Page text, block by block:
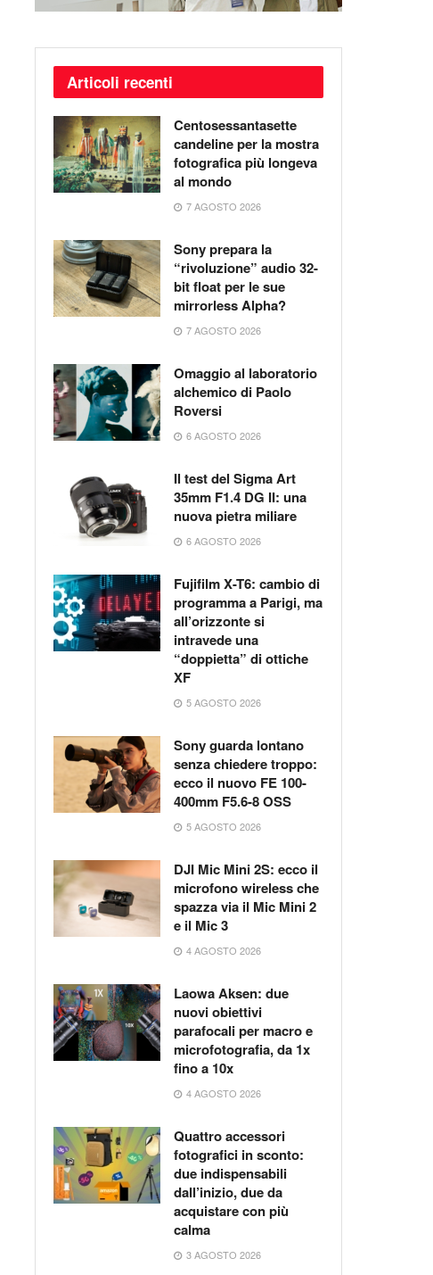
Articoli recenti
Centosessantasette
candeline per la mostra
fotografica più longeva
al mondo
7 AGOSTO 2026
Sony prepara la
“rivoluzione” audio 32-
bit float per le sue
mirrorless Alpha?
7 AGOSTO 2026
Omaggio al laboratorio
alchemico di Paolo
Roversi
6 AGOSTO 2026
Il test del Sigma Art
35mm F1.4 DG II: una
nuova pietra miliare
6 AGOSTO 2026
Fujifilm X-T6: cambio di
programma a Parigi, ma
all’orizzonte si
intravede una
“doppietta” di ottiche
XF
5 AGOSTO 2026
Sony guarda lontano
senza chiedere troppo:
ecco il nuovo FE 100-
400mm F5.6-8 OSS
5 AGOSTO 2026
DJI Mic Mini 2S: ecco il
microfono wireless che
spazza via il Mic Mini 2
e il Mic 3
4 AGOSTO 2026
Laowa Aksen: due
nuovi obiettivi
parafocali per macro e
microfotografia, da 1x
fino a 10x
4 AGOSTO 2026
Quattro accessori
fotografici in sconto:
due indispensabili
dall’inizio, due da
acquistare con più
calma
3 AGOSTO 2026